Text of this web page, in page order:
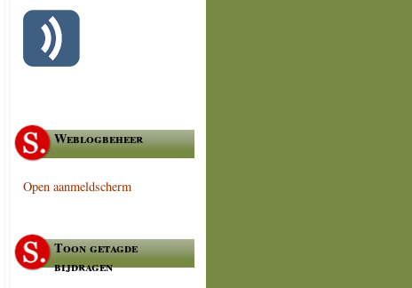
Weblogbeheer
Open aanmeldscherm
Toon getagde
bijdragen